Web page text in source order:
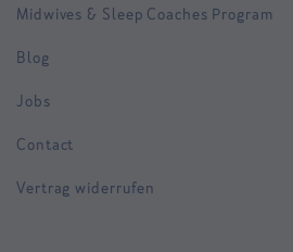
Midwives & Sleep Coaches Program
Blog
Jobs
Contact
Vertrag widerrufen